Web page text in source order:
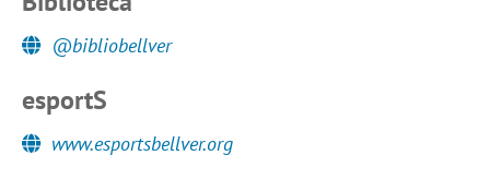
@bibliobellver
esportS
www.esportsbellver.org